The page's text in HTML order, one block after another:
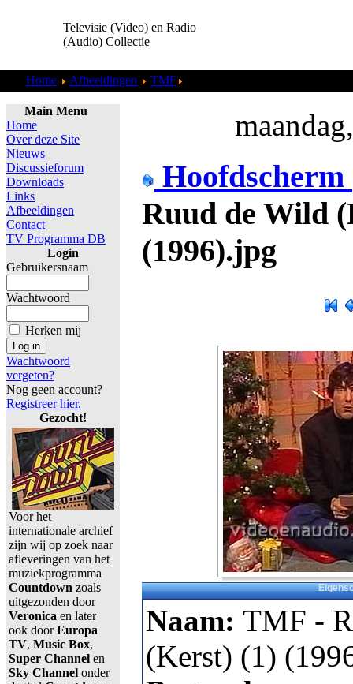
Televisie (Video) en Radio
(Audio) Collectie
Home Afbeeldingen TMF
Main Menu
Home
Over deze Site
Nieuws
Discussieforum
Downloads
Links
Afbeeldingen
Contact
TV Programma DB
Login
Gebruikersnaam
Wachtwoord
Herken mij
Wachtwoord
vergeten?
Nog geen account?
Registreer hier.
Gezocht!
Voor het
internationale archief
zijn wij op zoek naar
afleveringen van het
muziekprogramma
Countdown zoals
uitgezonden door
Veronica en later
ook doorEuropa
TV, Music Box,
Super Channel en
Sky Channel onder
Hoofdscherm
Ruud de Wild
(1996).jpg
Naam: TMF -
(Kerst) (1)